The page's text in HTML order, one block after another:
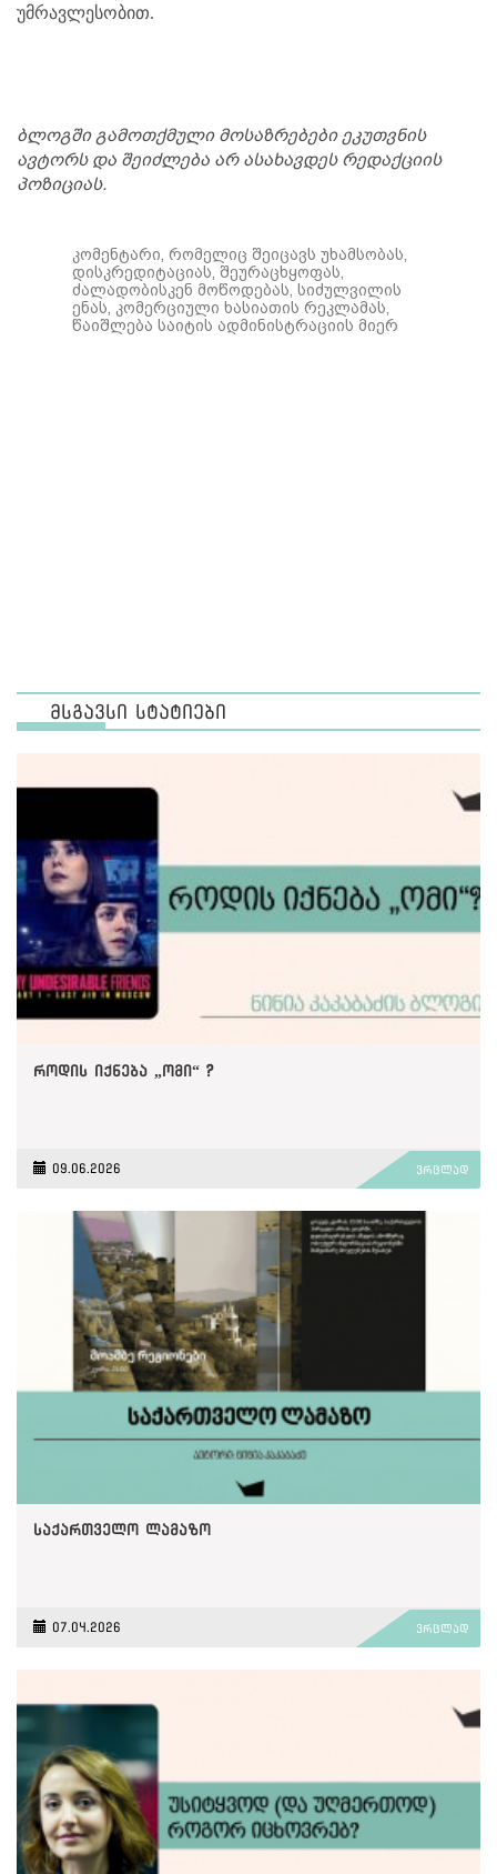
უმრავლესობით.
ბლოგში გამოთქმული მოსაზრებები ეკუთვნის
ავტორს და შეიძლება არ ასახავდეს რედაქციის
პოზიციას.
კომენტარი, რომელიც შეიცავს უხამსობას,
დისკრედიტაციას, შეურაცხყოფას,
ძალადობისკენ მოწოდებას, სიძულვილის
ენას, კომერციული ხასიათის რეკლამას,
წაიშლება საიტის ადმინისტრაციის მიერ
მსგავსი სტატიები
როდის იქნება „ომი“ ?
09.06.2026 ვრცლად
საქართველო ლამაზო
07.04.2026 ვრცლად